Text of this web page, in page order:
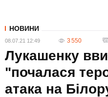
НОВИНИ
08.07.21 12:49 3 550
Лукашенку
"почалася
атака на